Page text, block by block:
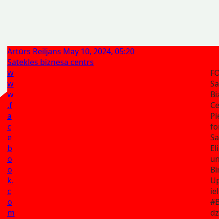
Artūrs Reiljans May 10, 2024, 05:20
Satekles biznesa centrs
w
w
w
.f
a
c
e
b
o
o
k.
c
o
m